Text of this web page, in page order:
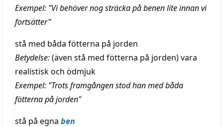
Exempel: "Vi behöver nog sträcka på benen lite innan vi
fortsätter"
stå med båda fötterna på jorden
Betydelse:(även stå med fötterna på jorden) vara
realistisk och ödmjuk
Exempel: "Trots framgången stod han med båda
fötterna på jorden"
stå på egna ben